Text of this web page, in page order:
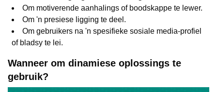
Om motiverende aanhalings of boodskappe te lewer.
Om 'n presiese ligging te deel.
Om gebruikers na 'n spesifieke sosiale media-profiel
of bladsy te lei.
Wanneer om dinamiese oplossings te
gebruik?